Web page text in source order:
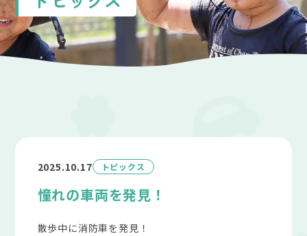
2025.10.17 トピックス
憧れの車両を発見！
散歩中に消防車を発見！